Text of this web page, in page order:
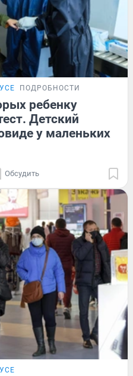
ПОДРОБНОСТИ
ребенку
Детский
у маленьких
Обсудить